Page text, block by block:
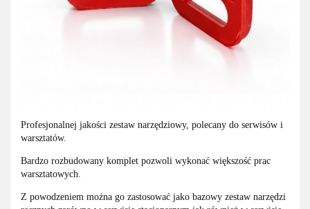
Profesjonalnej jakości zestaw narzędziowy, polecany do serwisów i
warsztatów.
Bardzo rozbudowany komplet pozwoli wykonać większość prac
warsztatowych.
Z powodzeniem można go zastosować jako bazowy zestaw narzędzi